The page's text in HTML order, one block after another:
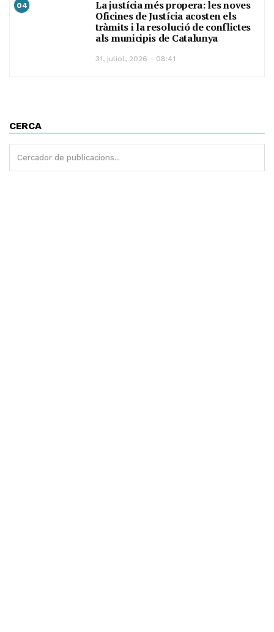
04
La justícia més propera: les noves
Oficines de Justícia acosten els
tràmits i la resolució de conflictes
als municipis de Catalunya
31, juliol, 2026 - 08:41
CERCA